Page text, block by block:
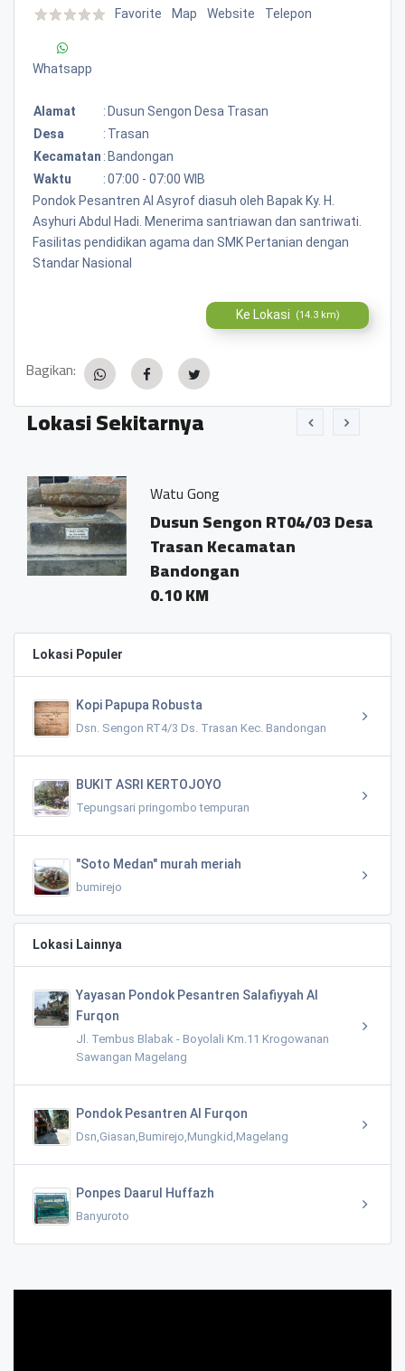
Favorite Map Website Telepon
Whatsapp
Alamat : Dusun Sengon Desa Trasan
Desa
: Trasan
Kecamatan : Bandongan
Waktu
:07:00 - 07:00 WIB
Pondok Pesantren Al Asyrof diasuh oleh Bapak Ky. H.
Asyhuri Abdul Hadi. Menerima santriawan dan santriwati.
Fasilitas pendidikan agama dan SMK Pertanian dengan
Standar Nasional
Ke Lokasi (14.3 km)
Bagikan:
Lokasi Sekitarnya
Watu Gong
Dusun Sengon RT04/03 Desa
Trasan Kecamatan
Bandongan
Lokasi Populer
Kopi Papupa Robusta
Dsn. Sengon RT4/3 Ds. Trasan Kec. Bandongan
BUKIT ASRI KERTOJOYO
Tepungsari pringombo tempuran
"Soto Medan" murah meriah
bumirejo
Lokasi Lainnya
Yayasan Pondok Pesantren Salafiyyah Al
Furqon
Jl. Tembus Blabak - Boyolali Km.11 Krogowanan
Sawangan Magelang
Pondok Pesantren Al Furqon
Dsn,Giasan,Bumirejo,Mungkid,Magelang
Ponpes Daarul Huffazh
Banyuroto